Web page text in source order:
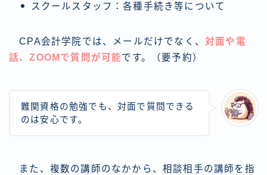
スクールスタッフ：各種手続き等について
CPA会計学院では、メールだけでなく、 対面や電
話、ZOOMで質問が可能です。（要予約）
難関資格の勉強でも、対面で質問できる
のは安心です。
また、複数の講師のなかから、相談相手の講師を指